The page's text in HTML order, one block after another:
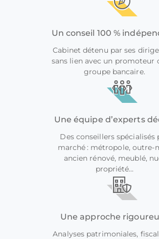
Un conseil 100 %
Cabinet détenu par ses
sans lien avec un promoteur
groupe bancaire.
Une équipe d’experts
Des conseillers spécialisés
marché : métropole, outre-
ancien rénové, meublé,
propriété…
Une approche
Analyses patrimoniales,